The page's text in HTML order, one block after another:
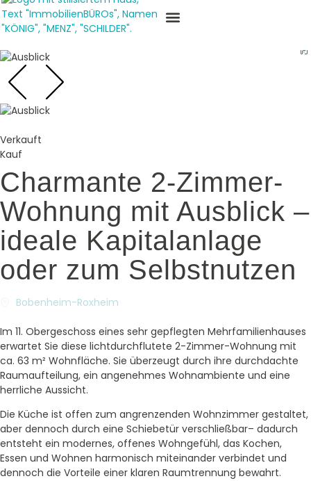
Verkauft
Kauf
Charmante 2-Zimmer-
Wohnung mit Ausblick –
ideale Kapitalanlage
oder zum Selbstnutzen
Bobenheim-Roxheim
Im 11. Obergeschoss eines sehr gepflegten Mehrfamilienhauses
erwartet Sie diese lichtdurchflutete 2-Zimmer-Wohnung mit
ca. 63 m² Wohnfläche. Sie überzeugt durch ihre durchdachte
Raumaufteilung, ein angenehmes Wohnambiente und eine
herrliche Aussicht.
Die Küche ist offen zum angrenzenden Wohnzimmer gestaltet,
aber dennoch durch eine Schiebetür verschließbar– dadurch
entsteht ein modernes, offenes Wohngefühl, das Kochen,
Essen und Wohnen harmonisch miteinander verbindet und
dennoch die Vorteile einer klaren Raumtrennung bewahrt.